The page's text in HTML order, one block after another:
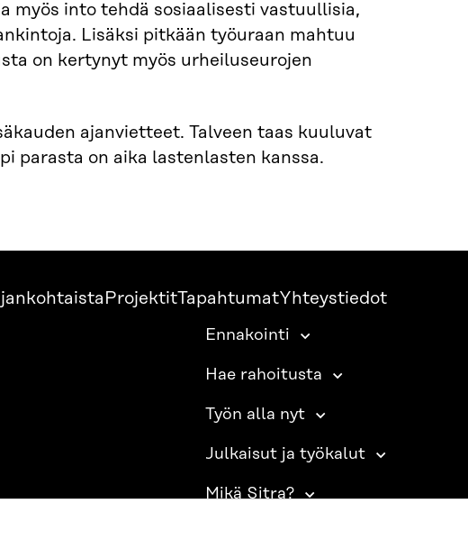
myös into tehdä sosiaalisesti vastuullisia,
Lisäksi pitkään työuraan mahtuu
on kertynyt myös urheiluseurojen
ajanvietteet. Talveen taas kuuluvat
parasta on aika lastenlasten kanssa.
ProjektitTapahtumatYhteystiedot
Ennakointi
Hae rahoitusta
Työn alla nyt
Julkaisut ja työkalut
Mikä Sitra?